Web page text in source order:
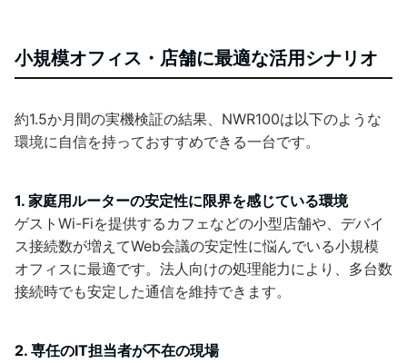
小規模オフィス・店舗に最適な活用シナリオ
約1.5か月間の実機検証の結果、NWR100は以下のような
環境に自信を持っておすすめできる一台です。
1. 家庭用ルーターの安定性に限界を感じている環境
ゲストWi-Fiを提供するカフェなどの小型店舗や、デバイ
ス接続数が増えてWeb会議の安定性に悩んでいる小規模
オフィスに最適です。法人向けの処理能力により、多台数
接続時でも安定した通信を維持できます。
2. 専任のIT担当者が不在の現場